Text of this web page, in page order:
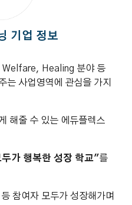
기업 정보
Healing 분야 등
는 사업영역에 관심을 가지
해줄 수 있는 에듀플렉스
가 행복한 성장 학교"를
참여자 모두가 성장해가며